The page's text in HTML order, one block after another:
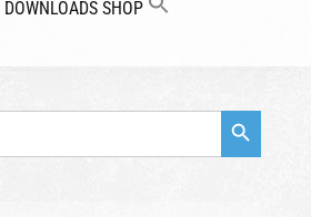
DOWNLOADS SHOP
Search Button